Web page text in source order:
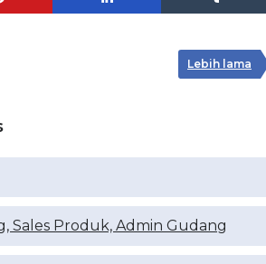
Lebih lama
Sales Produk, Admin Gudang